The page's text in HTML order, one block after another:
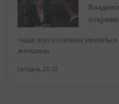
Чаще всего о планах
женщины
сегодня, 20:32